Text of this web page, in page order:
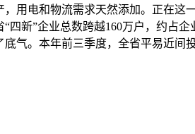
用电和物流需求天然添加。正在
新”企业总数跨越160万户，约占
气。本年前三季度，全省平易近